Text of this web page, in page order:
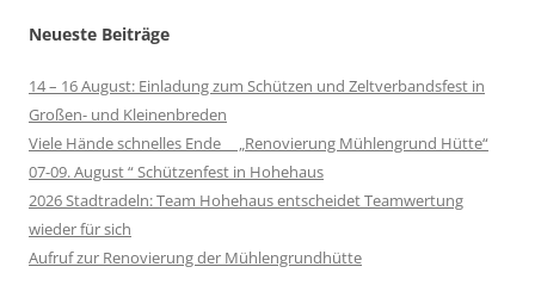
Neueste Beiträge
14 – 16 August: Einladung zum Schützen und Zeltverbandsfest in
Großen- und Kleinenbreden
Viele Hände schnelles Ende „Renovierung Mühlengrund Hütte“
07-09. August “ Schützenfest in Hohehaus
2026 Stadtradeln: Team Hohehaus entscheidet Teamwertung
wieder für sich
Aufruf zur Renovierung der Mühlengrundhütte